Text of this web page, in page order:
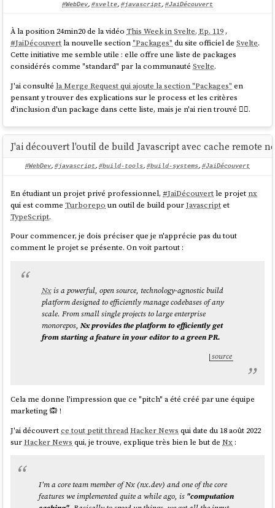
Au passage, j'ai aussi découvert le typenever.
#JaimeraisUnJourprendre le temps de parcourir la documentation de
TypeScriptde manière exhaustive. Jusqu'à présent, je n'en ai jamais eu
réellement besoin, car je n'ai jamais contribué à de projet écrit en
TypeScript. Mais maintenant, cela devient une nécessité pour mon
projet professionnel.
const countAtom = atom(0
);
const doubledAtom = atom(get => get(countAtom)
* 2);
// Usage dans component
const [count] = useAtom (countAtom);
J'ai lu la page "Comparison" deJotaipour mieux comprendre la place
qu'a Jotai dans l'écosystème ReactJS.
JaiDécouvert deux autres librairies développées par la même
Zustand en juin 2019 - voir "How Zustand Was Born"
La première version de
La première version deValtioen mars 2021 - voir "How Valtio
Was Born"
J'ai aussi découvert
Jotaisemble être conseillée.
J'aime beaucoup commentDaishi Katochoisit le nom de ses librairies,
la méthode est plutôt simple 🙂 :
source
Comme mentionné plus haut,Jotairessemble àRecoilalors que
Analogy
#WebDev, #svelte, #javascript, #JaiDécouvert
À la position 24min20 de la vidéoThis Week in Svelte, Ep. 119,
#JaiDécouvertla nouvelle section"Packages" du site officiel deSvelte.
Cette initiative me semble utile : elle offre une liste de packages
considérés comme "standard" par la communautéSvelte.
J'ai consulté la Merge Request qui ajoute la section "Packages" en
pensant y trouver des explications sur le process et les critères
d'inclusion d'un package dans cette liste, mais je n'ai rien trouvé 🤷‍♂️.
J'ai découvert l'outil de build Javascript avec cache remote
#WebDev, #javascript, #build-tools, #build-systems, #JaiDécouvert
En étudiant un projet privé professionnel, #JaiDécouvertle projet nx
qui est commeTurborepo un outil de build pourJavascriptet
TypeScript.
Pour commencer, je dois préciser que je n'apprécie pas du tout
comment le projet se présente. On voit partout :
Nxis a powerful, open source, technology-agnostic build
platform designed to efficiently manage codebases of any
scale. From small single projects to large enterprise
monorepos,Nx provides the platform to efficiently get
from starting a feature in your editor to a green PR.
source
Cela me donne l'impression que ce "pitch" a été créé par une équipe
marketing 🙉 !
J'ai découvertce tout petit thread Hacker News qui date du 18 août 2022
surHacker News qui, je trouve, explique très bien le but deNx :
I'm a core team member of Nx (nx.dev) and one of the core
features we implemented quite a while ago, is "computation